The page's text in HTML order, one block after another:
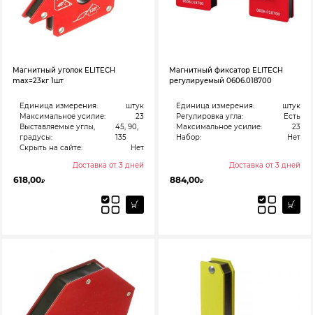
Магнитный уголок ELITECH
max=23кг 1шт
Единица измерения:
штук
Максимальное усилие:
23
Выставляемые углы,
градусы:
45, 90,
135
Скрыть на сайте:
Нет
Доставка от 3 дней
618,00₽
Магнитный фиксатор ELITECH
регулируемый 0606.018700
Единица измерения:
штук
Регулировка угла:
Есть
Максимальное усилие:
23
Набор:
Нет
Доставка от 3 дней
884,00₽